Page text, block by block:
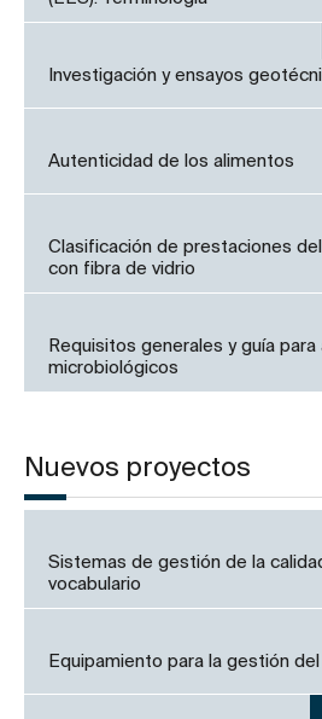
Investigación y ensayos
Autenticidad de los alimentos
Clasificación de prestaciones
con fibra de vidrio
Requisitos generales y guía para
microbiológicos
Nuevos proyectos
Sistemas de gestión de la
vocabulario
Equipamiento para la gestión